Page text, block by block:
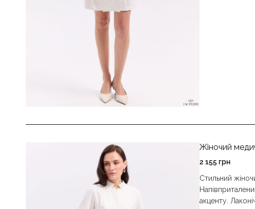
Жіночий
2 155 грн
Стильний
акценту.